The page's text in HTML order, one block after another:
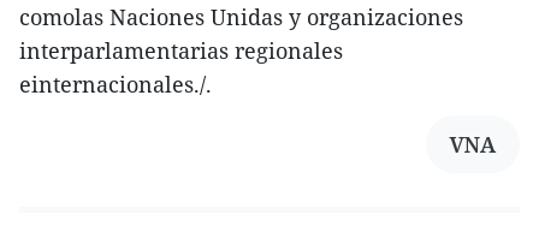
comolas Naciones Unidas y organizaciones
interparlamentarias regionales
einternacionales./.
VNA